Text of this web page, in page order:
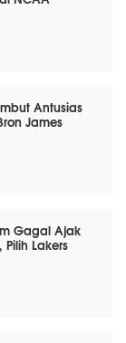
Antusias
James
Gagal Ajak
Pilih Lakers